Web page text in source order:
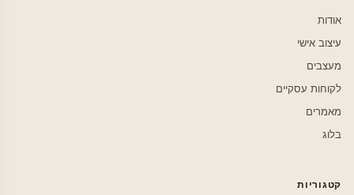
אודות
עיצוב אישי
מעצבים
לקוחות עסקיים
מאמרים
בלוג
קטגוריות